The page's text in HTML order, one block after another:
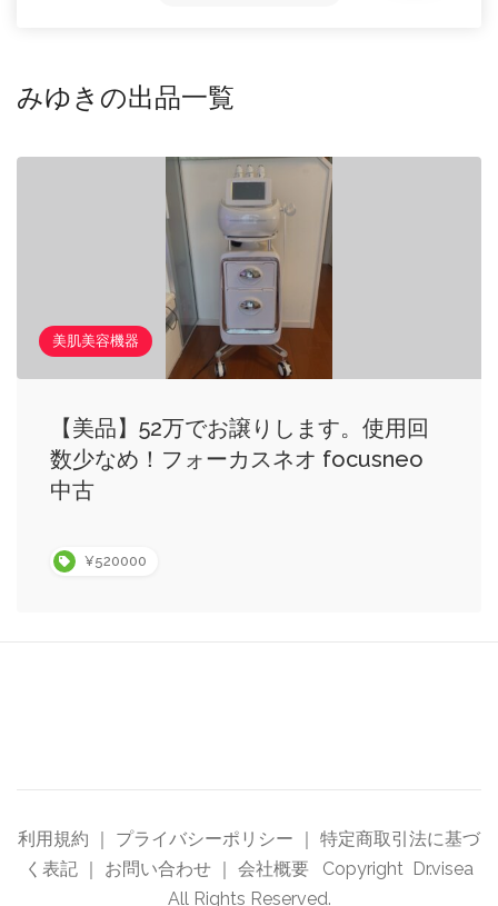
みゆきの出品一覧
美肌美容機器
【美品】52万でお譲りします。使用回
数少なめ！フォーカスネオ focusneo
中古
¥520000
利用規約 ｜ プライバシーポリシー ｜ 特定商取引法に基づ
く表記 ｜ お問い合わせ ｜ 会社概要 Copyright Dr.visea
All Rights Reserved.